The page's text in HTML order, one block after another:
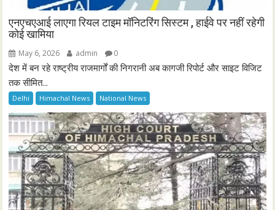
एनएचएआई लाएगा रियल टाइम मॉनिटरिंग सिस्टम , हाईवे पर नहीं रहेगी
कोई खामिया
May 6, 2026 admin 0
देश में बन रहे राष्ट्रीय राजमार्गों की निगरानी अब कागजी रिपोर्ट और साइट विजिट
तक सीमित...
Delhi Himachal News National News